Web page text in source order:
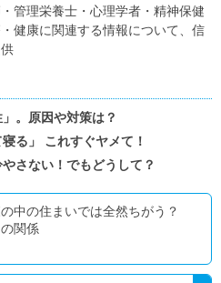
管理栄養士・心理学者・精神保健
健康に関連する情報について、信
。原因や対策は？
る」 これすぐヤメて！
さない！でもどうして？
中の住まいでは全然ちがう？
の関係